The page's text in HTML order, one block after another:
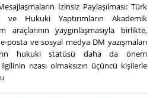
İzinsiz Paylaşılması: Türk
Hukuki Yaptırımların Akademik
araçlarının yaygınlaşmasıyla birlikte,
posta ve sosyal medya DM yazışmaları
hukuki statüsü daha da önem
rızası olmaksızın üçüncü kişilerle